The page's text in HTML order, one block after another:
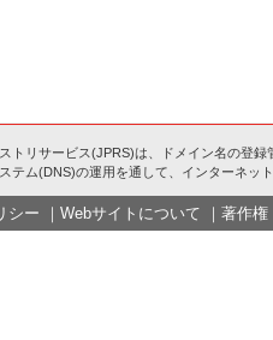
トリサービス(JPRS)は、ドメイン名の登録
テム(DNS)の運用を通して、インターネッ
シー ｜ Webサイトについて ｜ 著作権